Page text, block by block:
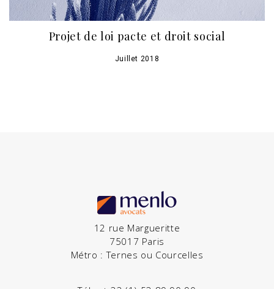
Projet de loi pacte et droit social
Juillet 2018
12 rue Margueritte
75017 Paris
Métro : Ternes ou Courcelles